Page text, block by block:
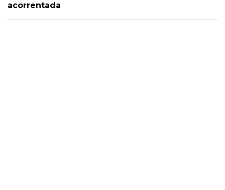
acorrentada